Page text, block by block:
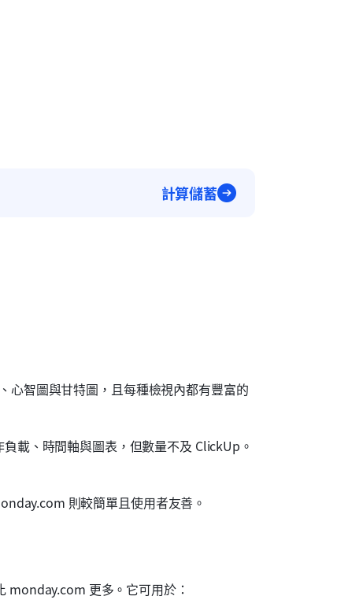
計算儲蓄
心智圖與甘特圖，且每種檢視內都有豐富的
載、時間軸與圖表，但數量不及 ClickUp。
則較簡單且使用者友善。
monday.com 更多。它可用於：